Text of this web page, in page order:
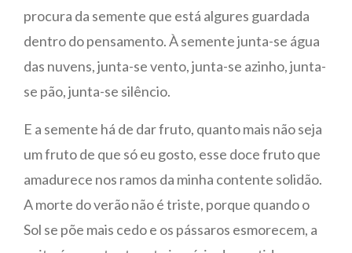
procura da semente que está algures guardada
dentro do pensamento. À semente junta-se água
das nuvens, junta-se vento, junta-se azinho, junta-
se pão, junta-se silêncio.
E a semente há de dar fruto, quanto mais não seja
um fruto de que só eu gosto, esse doce fruto que
amadurece nos ramos da minha contente solidão.
A morte do verão não é triste, porque quando o
Sol se põe mais cedo e os pássaros esmorecem, a